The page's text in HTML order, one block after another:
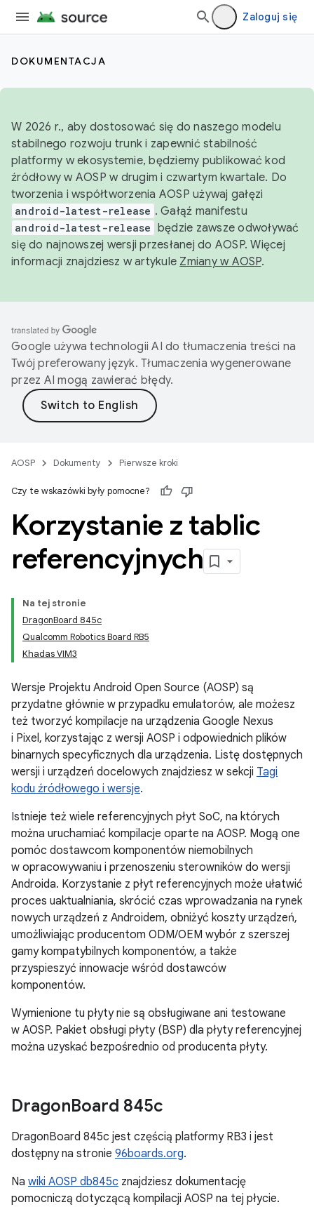
Zaloguj się
DOKUMENTACJA
W 2026 r., aby dostosować się do naszego modelu
stabilnego rozwoju trunk i zapewnić stabilność
platformy w ekosystemie, będziemy publikować kod
źródłowy w AOSP w drugim i czwartym kwartale. Do
tworzenia i współtworzenia AOSP używaj gałęzi
android-latest-release . Gałąź manifestu
android-latest-release będzie zawsze odwoływać
się do najnowszej wersji przesłanej do AOSP. Więcej
informacji znajdziesz w artykule Zmiany w AOSP.
Google używa technologii AI do tłumaczenia treści na
Twój preferowany język. Tłumaczenia wygenerowane
przez AI mogą zawierać błędy.
AOSP Dokumenty Pierwsze kroki
Czy te wskazówki były pomocne?
Korzystanie z tablic
referencyjnych
Na tej stronie
DragonBoard 845c
Qualcomm Robotics Board RB5
Khadas VIM3
Wersje Projektu Android Open Source (AOSP) są
przydatne głównie w przypadku emulatorów, ale możesz
też tworzyć kompilacje na urządzenia Google Nexus
i Pixel, korzystając z wersji AOSP i odpowiednich plików
binarnych specyficznych dla urządzenia. Listę dostępnych
wersji i urządzeń docelowych znajdziesz w sekcji Tagi
kodu źródłowego i wersje.
Istnieje też wiele referencyjnych płyt SoC, na których
można uruchamiać kompilacje oparte na AOSP. Mogą one
pomóc dostawcom komponentów niemobilnych
w opracowywaniu i przenoszeniu sterowników do wersji
Androida. Korzystanie z płyt referencyjnych może ułatwić
proces uaktualniania, skrócić czas wprowadzania na rynek
nowych urządzeń z Androidem, obniżyć koszty urządzeń,
umożliwiając producentom ODM/OEM wybór z szerszej
gamy kompatybilnych komponentów, a także
przyspieszyć innowacje wśród dostawców
komponentów.
Wymienione tu płyty nie są obsługiwane ani testowane
w AOSP. Pakiet obsługi płyty (BSP) dla płyty referencyjnej
można uzyskać bezpośrednio od producenta płyty.
DragonBoard 845c
DragonBoard 845c jest częścią platformy RB3 i jest
dostępny na stronie 96boards.org.
Na wiki AOSP db845c znajdziesz dokumentację
pomocniczą dotyczącą kompilacji AOSP na tej płycie.